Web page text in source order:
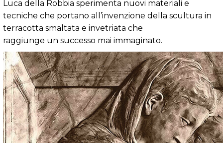
Luca della Robbia sperimenta nuovi materiali e
tecniche che portano all’invenzione della scultura in
terracotta smaltata e invetriata che
raggiunge un successo mai immaginato.